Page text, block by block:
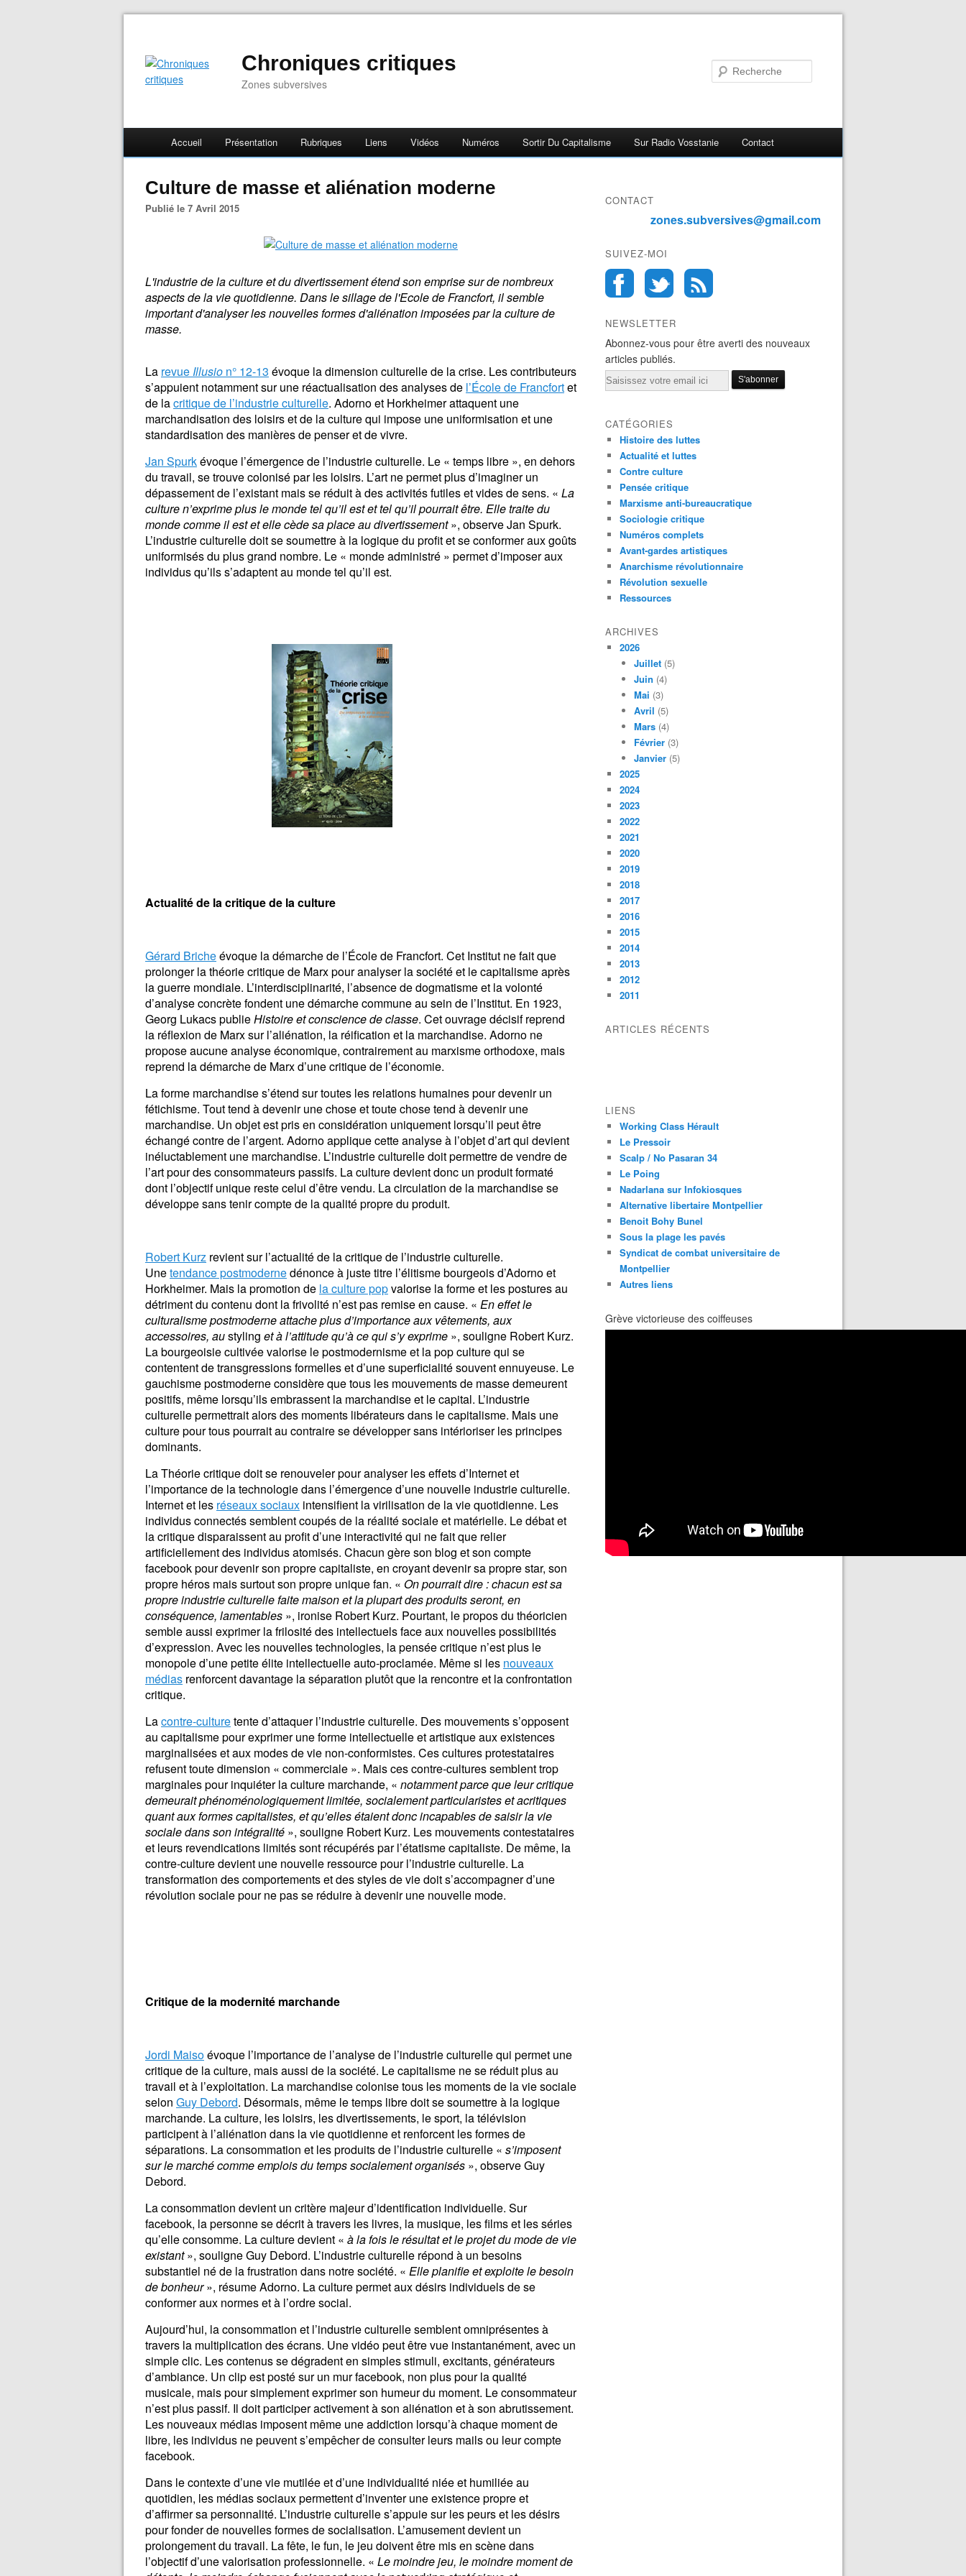
Chroniques critiques
Zones subversives
Accueil Présentation Rubriques Liens Vidéos Numéros Sortir Du Capitalisme Sur Radio Vosstanie Contact
Culture de masse et aliénation moderne
Publié le 7 Avril 2015
L'industrie de la culture et du divertissement étend son emprise sur de nombreux
aspects de la vie quotidienne. Dans le sillage de l'Ecole de Francfort, il semble
important d'analyser les nouvelles formes d'aliénation imposées par la culture de
masse.
La revue Illusio n° 12-13 évoque la dimension culturelle de la crise. Les contributeurs
s’appuient notamment sur une réactualisation des analyses de l’École de Francfortet
de lacritique de l’industrie culturelle. Adorno et Horkheimer attaquent une
marchandisation des loisirs et de la culture qui impose une uniformisation et une
standardisation des manières de penser et de vivre.
Jan Spurkévoque l’émergence de l’industrie culturelle. Le « temps libre », en dehors
du travail, se trouve colonisé par les loisirs. L’art ne permet plus d’imaginer un
dépassement de l’existant mais se réduit à des activités futiles et vides de sens. « La
culture n’exprime plus le monde tel qu’il est et tel qu’il pourrait être. Elle traite du
monde comme il est et elle cède sa place au divertissement», observe Jan Spurk.
L’industrie culturelle doit se soumettre à la logique du profit et se conformer aux goûts
uniformisés du plus grand nombre. Le « monde administré » permet d’imposer aux
individus qu’ils s’adaptent au monde tel qu’il est.
Actualité de la critique de la culture
Gérard Bricheévoque la démarche de l’École de Francfort. Cet Institut ne fait que
prolonger la théorie critique de Marx pour analyser la société et le capitalisme après
la guerre mondiale. L’interdisciplinarité, l’absence de dogmatisme et la volonté
d’analyse concrète fondent une démarche commune au sein de l’Institut. En 1923,
Georg Lukacs publieHistoire et conscience de classe. Cet ouvrage décisif reprend
la réflexion de Marx sur l’aliénation, la réification et la marchandise. Adorno ne
propose aucune analyse économique, contrairement au marxisme orthodoxe, mais
reprend la démarche de Marx d’une critique de l’économie.
La forme marchandise s’étend sur toutes les relations humaines pour devenir un
fétichisme. Tout tend à devenir une chose et toute chose tend à devenir une
marchandise. Un objet est pris en considération uniquement lorsqu’il peut être
échangé contre de l’argent. Adorno applique cette analyse à l’objet d’art qui devient
inéluctablement une marchandise. L’industrie culturelle doit permettre de vendre de
l’art pour des consommateurs passifs. La culture devient donc un produit formaté
dont l’objectif unique reste celui d’être vendu. La circulation de la marchandise se
développe sans tenir compte de la qualité propre du produit.
Robert Kurz revient sur l’actualité de la critique de l’industrie culturelle.
Unetendance postmodernedénonce à juste titre l’élitisme bourgeois d’Adorno et
Horkheimer. Mais la promotion de la culture popvalorise la forme et les postures au
détriment du contenu dont la frivolité n’est pas remise en cause. « En effet le
culturalisme postmoderne attache plus d’importance aux vêtements, aux
accessoires, austyling et à l’attitude qu’à ce qui s’y exprime », souligne Robert Kurz.
La bourgeoisie cultivée valorise le postmodernisme et la pop culture qui se
contentent de transgressions formelles et d’une superficialité souvent ennuyeuse. Le
gauchisme postmoderne considère que tous les mouvements de masse demeurent
positifs, même lorsqu’ils embrassent la marchandise et le capital. L’industrie
culturelle permettrait alors des moments libérateurs dans le capitalisme. Mais une
culture pour tous pourrait au contraire se développer sans intérioriser les principes
dominants.
La Théorie critique doit se renouveler pour analyser les effets d’Internet et
l’importance de la technologie dans l’émergence d’une nouvelle industrie culturelle.
Internet et les réseaux sociaux intensifient la virilisation de la vie quotidienne. Les
individus connectés semblent coupés de la réalité sociale et matérielle. Le débat et
la critique disparaissent au profit d’une interactivité qui ne fait que relier
artificiellement des individus atomisés. Chacun gère son blog et son compte
facebook pour devenir son propre capitaliste, en croyant devenir sa propre star, son
propre héros mais surtout son propre unique fan. « On pourrait dire : chacun est sa
propre industrie culturelle faite maison et la plupart des produits seront, en
conséquence, lamentables », ironise Robert Kurz. Pourtant, le propos du théoricien
semble aussi exprimer la frilosité des intellectuels face aux nouvelles possibilités
d’expression. Avec les nouvelles technologies, la pensée critique n’est plus le
monopole d’une petite élite intellectuelle auto-proclamée. Même si les nouveaux
médias renforcent davantage la séparation plutôt que la rencontre et la confrontation
critique.
Lacontre-culturetente d’attaquer l’industrie culturelle. Des mouvements s’opposent
au capitalisme pour exprimer une forme intellectuelle et artistique aux existences
marginalisées et aux modes de vie non-conformistes. Ces cultures protestataires
refusent toute dimension « commerciale ». Mais ces contre-cultures semblent trop
marginales pour inquiéter la culture marchande, « notamment parce que leur critique
demeurait phénoménologiquement limitée, socialement particularistes et acritiques
quant aux formes capitalistes, et qu’elles étaient donc incapables de saisir la vie
sociale dans son intégralité », souligne Robert Kurz. Les mouvements contestataires
et leurs revendications limités sont récupérés par l’étatisme capitaliste. De même, la
contre-culture devient une nouvelle ressource pour l’industrie culturelle. La
transformation des comportements et des styles de vie doit s’accompagner d’une
révolution sociale pour ne pas se réduire à devenir une nouvelle mode.
Critique de la modernité marchande
Jordi Maisoévoque l’importance de l’analyse de l’industrie culturelle qui permet une
critique de la culture, mais aussi de la société. Le capitalisme ne se réduit plus au
travail et à l’exploitation. La marchandise colonise tous les moments de la vie sociale
selon Guy Debord. Désormais, même le temps libre doit se soumettre à la logique
marchande. La culture, les loisirs, les divertissements, le sport, la télévision
participent à l’aliénation dans la vie quotidienne et renforcent les formes de
séparations. La consommation et les produits de l’industrie culturelle « s’imposent
sur le marché comme emplois du temps socialement organisés », observe Guy
Debord.
La consommation devient un critère majeur d’identification individuelle. Sur
facebook, la personne se décrit à travers les livres, la musique, les films et les séries
qu’elle consomme. La culture devient « à la fois le résultat et le projet du mode de vie
existant», souligne Guy Debord. L’industrie culturelle répond à un besoins
substantiel né de la frustration dans notre société. « Elle planifie et exploite le besoin
de bonheur», résume Adorno. La culture permet aux désirs individuels de se
conformer aux normes et à l’ordre social.
Aujourd’hui, la consommation et l’industrie culturelle semblent omniprésentes à
travers la multiplication des écrans. Une vidéo peut être vue instantanément, avec un
simple clic. Les contenus se dégradent en simples stimuli, excitants, générateurs
d’ambiance. Un clip est posté sur un mur facebook, non plus pour la qualité
musicale, mais pour simplement exprimer son humeur du moment. Le consommateur
n’est plus passif. Il doit participer activement à son aliénation et à son abrutissement.
Les nouveaux médias imposent même une addiction lorsqu’à chaque moment de
libre, les individus ne peuvent s’empêcher de consulter leurs mails ou leur compte
facebook.
Dans le contexte d’une vie mutilée et d’une individualité niée et humiliée au
quotidien, les médias sociaux permettent d’inventer une existence propre et
d’affirmer sa personnalité. L’industrie culturelle s’appuie sur les peurs et les désirs
pour fonder de nouvelles formes de socialisation. L’amusement devient un
prolongement du travail. La fête, le fun, le jeu doivent être mis en scène dans
l’objectif d’une valorisation professionnelle. « Le moindre jeu, le moindre moment de
CONTACT
zones.subversives@gmail.com
SUIVEZ-MOI
NEWSLETTER
Abonnez-vous pour être averti des nouveaux
articles publiés.
Email
CATÉGORIES
Histoire des luttes
Actualité et luttes
Contre culture
Pensée critique
Marxisme anti-bureaucratique
Sociologie critique
Numéros complets
Avant-gardes artistiques
Anarchisme révolutionnaire
Révolution sexuelle
Ressources
ARCHIVES
2026
Juillet (5)
Juin (4)
Mai (3)
Avril (5)
Mars (4)
Février (3)
Janvier (5)
2025
2024
2023
2022
2021
2020
2019
2018
2017
2016
2015
2014
2013
2012
2011
ARTICLES RÉCENTS
LIENS
Working Class Hérault
Le Pressoir
Scalp / No Pasaran 34
Le Poing
Nadarlana sur Infokiosques
Alternative libertaire Montpellier
Benoit Bohy Bunel
Sous la plage les pavés
Syndicat de combat universitaire de
Montpellier
Autres liens
Grève victorieuse des coiffeuses